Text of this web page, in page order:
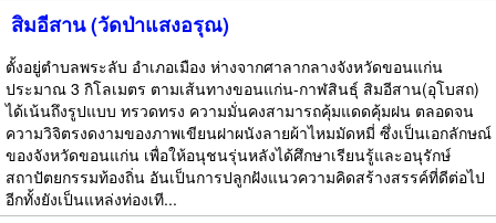
สิมอีสาน (วัดป่าแสงอรุณ)
ตั้งอยู่ตำบลพระลับ อำเภอเมือง ห่างจากศาลากลางจังหวัดขอนแก่น
ประมาณ 3 กิโลเมตร ตามเส้นทางขอนแก่น-กาฬสินธุ์ สิมอีสาน(อุโบสถ)
ได้เน้นถึงรูปแบบ ทรวดทรง ความมั่นคงสามารถคุ้มแดดคุ้มฝน ตลอดจน
ความวิจิตรงดงามของภาพเขียนฝาผนังลายผ้าไหมมัดหมี่ ซึ่งเป็นเอกลักษณ์
ของจังหวัดขอนแก่น เพื่อให้อนุชนรุ่นหลังได้ศึกษาเรียนรู้และอนุรักษ์
สถาปัตยกรรมท้องถิ่น อันเป็นการปลูกฝังแนวความคิดสร้างสรรค์ที่ดีต่อไป
อีกทั้งยังเป็นแหล่งท่องเที...